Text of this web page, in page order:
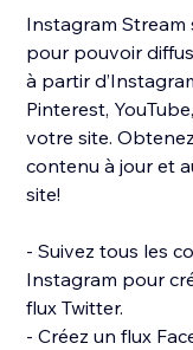
Instagram Stream
pour pouvoir
à partir
Pinterest,
votre site.
contenu à jour et
site!
- Suivez tous les
Instagram pour
flux Twitter.
- Créez un flux